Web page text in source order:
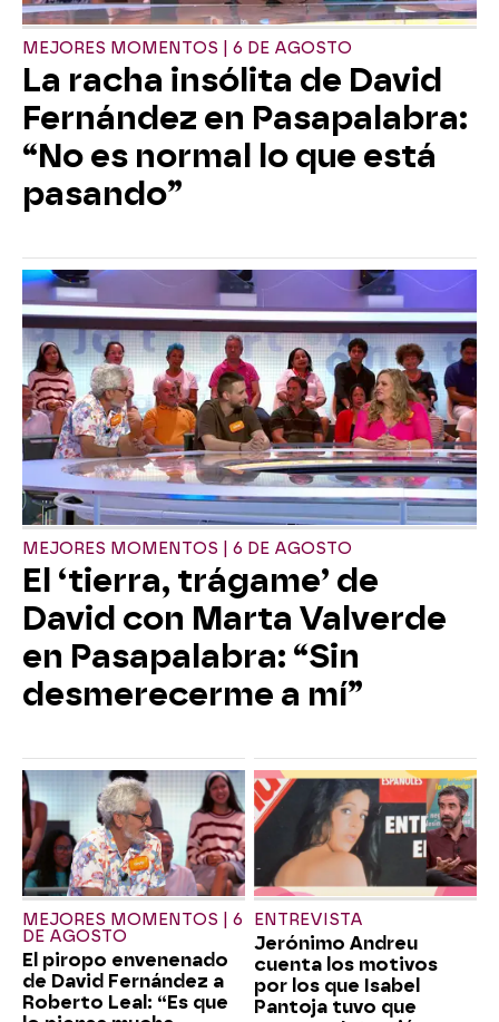
MEJORES MOMENTOS | 6 DE AGOSTO
La racha insólita de David
Fernández en Pasapalabra:
“No es normal lo que está
pasando”
MEJORES MOMENTOS | 6 DE AGOSTO
El ‘tierra, trágame’ de
David con Marta Valverde
en Pasapalabra: “Sin
desmerecerme a mí”
MEJORES MOMENTOS | 6
DE AGOSTO
El piropo envenenado
de David Fernández a
Roberto Leal: “Es que
ENTREVISTA
Jerónimo Andreu
cuenta los motivos
por los que Isabel
Pantoja tuvo que